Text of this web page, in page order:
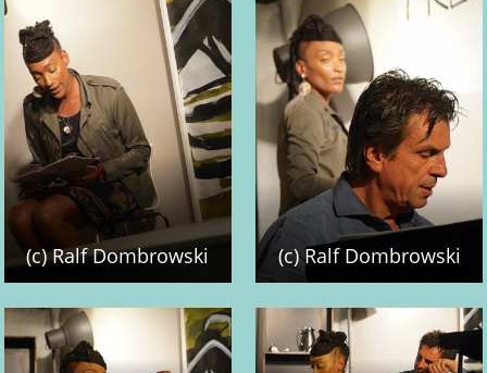
(c) Ralf Dombrowski (c) Ralf Dombrowski